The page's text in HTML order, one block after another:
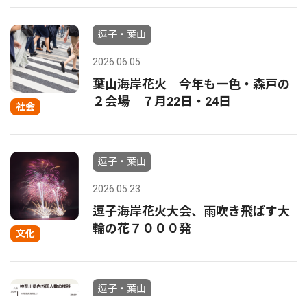
社会
逗子・葉山
2026.06.05
葉山海岸花火 今年も一色・森戸の
２会場 ７月22日・24日
文化
逗子・葉山
2026.05.23
逗子海岸花火大会、雨吹き飛ばす大
輪の花７０００発
逗子・葉山